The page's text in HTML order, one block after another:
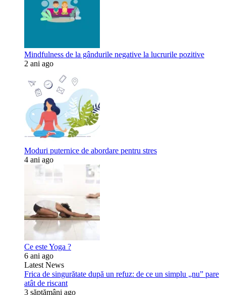
Mindfulness de la gândurile negative la lucrurile pozitive
2 ani ago
Moduri puternice de abordare pentru stres
4 ani ago
Ce este Yoga ?
6 ani ago
Latest News
Frica de singurătate după un refuz: de ce un simplu „nu” pare
atât de riscant
3 săptămâni ago